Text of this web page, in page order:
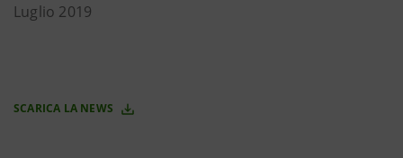
Luglio 2019
SCARICA LA NEWS